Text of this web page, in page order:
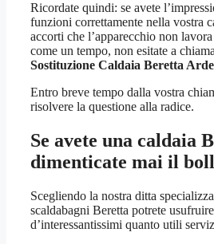
Ricordate quindi: se avete
funzioni correttamente nella vostra
accorti che l’apparecchio non
come un tempo, non esitate a
Sostituzione Caldaia Beretta
Entro breve tempo dalla vostra
risolvere la questione alla radice.
Se avete una caldaia
dimenticate mai il
Scegliendo la nostra ditta
scaldabagni Beretta potrete
d’interessantissimi quanto utili